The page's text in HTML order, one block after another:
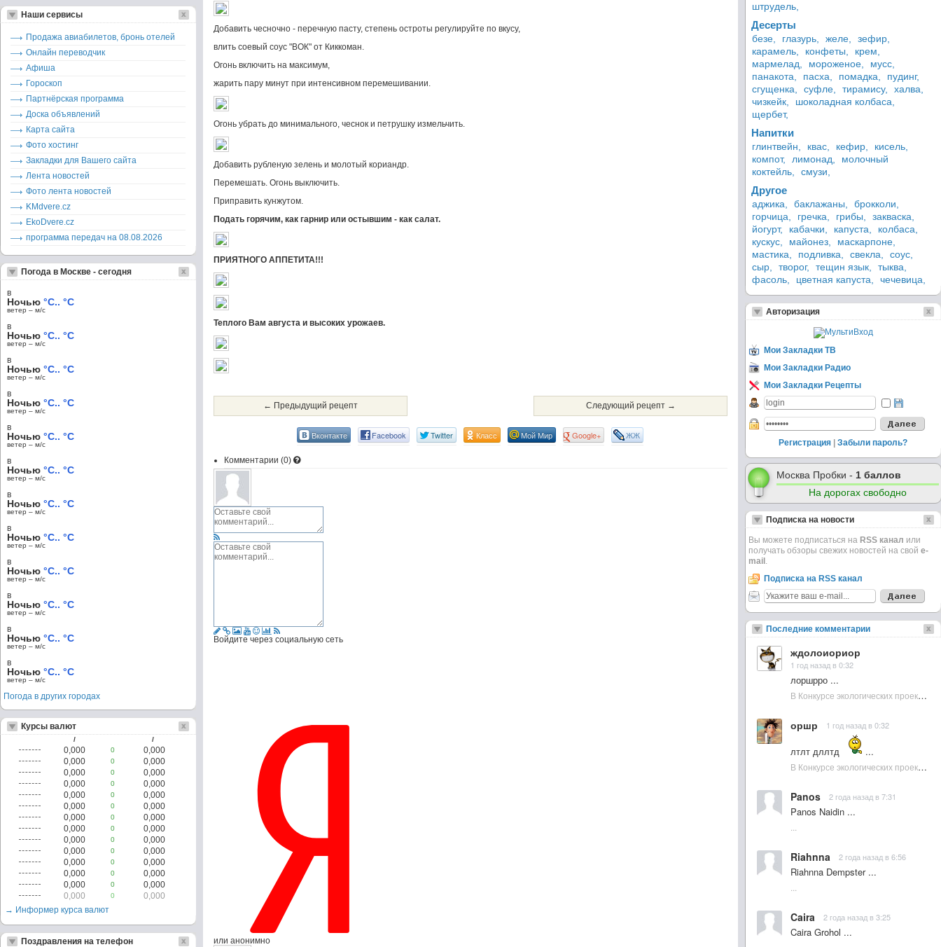
Добавить чесночно - перечную пасту, степень остроты регулируйте по вкусу,
влить соевый соус "ВОК" от Киккоман.
Огонь включить на максимум,
жарить пару минут при интенсивном перемешивании.
Огонь убрать до минимального, чеснок и петрушку измельчить.
Добавить рубленую зелень и молотый кориандр.
Перемешать. Огонь выключить.
Приправить кунжутом.
Подать горячим, как гарнир или остывшим - как салат.
ПРИЯТНОГО АППЕТИТА!!!
Теплого Вам августа и высоких урожаев.
← Предыдущий рецепт Следующий рецепт →
Вконтакте Facebook Twitter Класс Мой Мир Google+ ЖЖ
Комментарии (0)
Войдите через социальную сеть
или анонимно
Наши сервисы
Продажа авиабилетов, бронь отелей
Онлайн переводчик
Афиша
Гороскоп
Партнёрская программа
Доска объявлений
Карта сайта
Фото хостинг
Закладки для Вашего сайта
Лента новостей
Фото лента новостей
KMdvere.cz
EkoDvere.cz
программа передач на 08.08.2026
Погода в Москве - сегодня
в
Ночью °C.. °C
ветер – м/c
в
Ночью °C.. °C
ветер – м/c
в
Ночью °C.. °C
ветер – м/c
в
Ночью °C.. °C
ветер – м/c
в
Ночью °C.. °C
ветер – м/c
в
Ночью °C.. °C
ветер – м/c
в
Ночью °C.. °C
ветер – м/c
в
Ночью °C.. °C
ветер – м/c
в
Ночью °C.. °C
ветер – м/c
в
Ночью °C.. °C
ветер – м/c
в
Ночью °C.. °C
ветер – м/c
в
Ночью °C.. °C
ветер – м/c
Погода в других городах
Курсы валют
/ /
0,000 0
0,000
0,000
0
0,000
0,000
0
0,000
0,000
0
0,000
0,000
0
0,000
0,000
0
0,000
0,000
0
0,000
0,000
0
0,000
0,000
0
0,000
0,000
0
0,000
0,000
0
0,000
0,000
0
0,000
0,000
0
0,000
0,000
0
0,000
→ Информер курса валют
Поздравления на телефон
штрудель,
Десерты
безе, глазурь, желе,
зефир,
карамель,
конфеты,
крем,
мармелад,
мороженое,
мусс,
панакота,
пасха, помадка,
пудинг,
сгущенка,
суфле, тирамису,
халва,
чизкейк,
шоколадная колбаса,
щербет,
Напитки
глинтвейн, квас, кефир,
кисель,
компот,
лимонад,
молочный
коктейль,
смузи,
Другое
аджика, баклажаны,
брокколи,
горчица,
гречка, грибы,
закваска,
йогурт,
кабачки, капуста,
колбаса,
кускус,
майонез,
маскарпоне,
мастика,
подливка, свекла,
соус,
сыр,
творог, тещин язык,
тыква,
фасоль,
цветная капуста, чечевица,
Авторизация
Мои Закладки ТВ
Мои Закладки Радио
Мои Закладки Рецепты
Регистрация Забыли пароль?
Москва Пробки - 1 баллов
На дорогах свободно
Подписка на новости
Вы можете подписаться на RSS канал или
получать обзоры свежих новостей на свой e-
mail .
Подписка на RSS канал
Последние комментарии
ждолоиориор
1 год назад в 0:32
лоршрро ...
В Конкурсе экологических проектов в Подмосковье активно участвовала молодежь :: NewsRbk.ru...
оршр 1 год назад в 0:32
лтлт дллтд
...
В Конкурсе экологических проектов в Подмосковье активно участвовала молодежь :: NewsRbk.ru...
Panos 2 года назад в 7:31
Panos Naidin ...
Riahnna 2 года назад в 6:56
Riahnna Dempster ...
Caira 2 года назад в 3:25
Caira Grohol ...